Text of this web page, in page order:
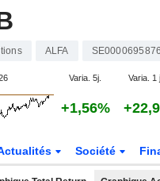
ALFA SE0000695876
Varia. 5j. Varia. 1
+1,56%
Société